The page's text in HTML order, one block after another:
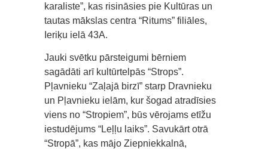
karaliste”, kas risināsies pie Kultūras un
tautas mākslas centra “Ritums” filiāles,
Ieriķu ielā 43A.
Jauki svētku pārsteigumi bērniem
sagādāti arī kultūrtelpās “Strops”.
Pļavnieku “Zaļajā birzī” starp Dravnieku
un Pļavnieku ielām, kur šogad atradīsies
viens no “Stropiem”, būs vērojams etīžu
iestudējums “Leļļu laiks”. Savukārt otrā
“Stropā”, kas mājo Ziepniekkalnā,